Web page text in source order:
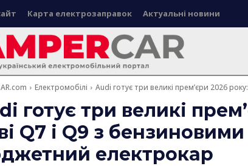
Карта електрозаправок Актуальні новини
Електромобілі Audi готує три великі прем’єри 2026
готує три великі
Q7 і Q9 з
електрокар